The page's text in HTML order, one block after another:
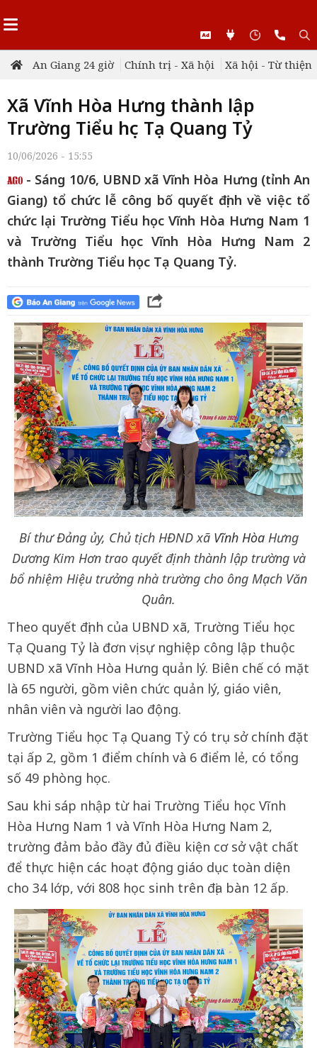
An Giang 24 giờ Chính trị - Xã hội Xã hội - Từ thiện
Xã Vĩnh Hòa Hưng thành lập
Trường Tiểu học Tạ Quang Tỷ
10/06/2026 - 15:55
- Sáng 10/6, UBND xã Vĩnh Hòa Hưng (tỉnh An
Giang) tổ chức lễ công bố quyết định về việc tổ
chức lại Trường Tiểu học Vĩnh Hòa Hưng Nam 1
và Trường Tiểu học Vĩnh Hòa Hưng Nam 2
thành Trường Tiểu học Tạ Quang Tỷ.
Bí thư Đảng ủy, Chủ tịch HĐND xã Vĩnh HòaHưng
Dương Kim Hơn trao quyết định thành lập trường và
bổ nhiệm Hiệu trưởng nhà trường cho ông Mạch Văn
Quân.
Theo quyết định của UBND xã, Trường Tiểu học
Tạ Quang Tỷ là đơn vị sự nghiệp công lập thuộc
UBND xã Vĩnh Hòa Hưng quản lý. Biên chế có mặt
là 65 người, gồm viên chức quản lý, giáo viên,
nhân viên và người lao động.
Trường Tiểu học Tạ Quang Tỷ có trụ sở chính đặt
tại ấp 2, gồm 1 điểm chính và 6 điểm lẻ, có tổng
số 49 phòng học.
Sau khi sáp nhập từ hai Trường Tiểu học Vĩnh
Hòa Hưng Nam 1 và Vĩnh Hòa Hưng Nam 2,
trường đảm bảo đầy đủ điều kiện cơ sở vật chất
để thực hiện các hoạt động giáo dục toàn diện
cho 34 lớp, với 808 học sinh trên địa bàn 12 ấp.